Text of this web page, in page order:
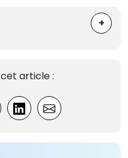
+
article :